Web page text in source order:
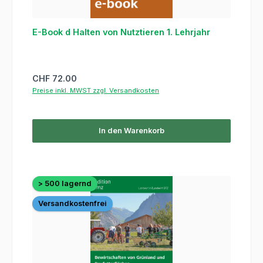
E-Book d Halten von Nutztieren 1. Lehrjahr
Regulärer Preis:
CHF 72.00
Preise inkl. MWST zzgl. Versandkosten
In den Warenkorb
> 500 lagernd
Versandkostenfrei